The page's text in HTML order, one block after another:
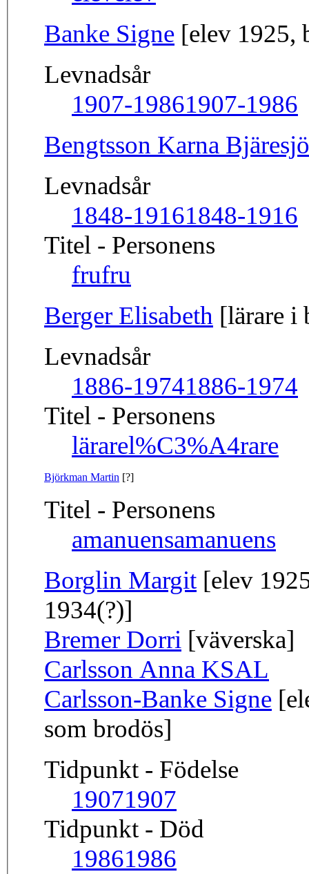
Banke Signe [elev 1925,
Levnadsår
1907-19861907-1986
Bengtsson Karna Bjäresjö
Levnadsår
1848-19161848-1916
Titel - Personens
frufru
Berger Elisabeth [lärare i
Levnadsår
1886-19741886-1974
Titel - Personens
lärarel%C3%A4rare
Björkman Martin [?]
Titel - Personens
amanuensamanuens
Borglin Margit [elev
1934(?)]
Bremer Dorri [väverska]
Carlsson Anna KSAL
Carlsson-Banke Signe
som brodös]
Tidpunkt - Födelse
19071907
Tidpunkt - Död
19861986